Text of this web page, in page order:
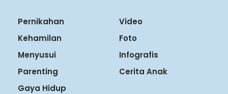
Pernikahan
Kehamilan
Menyusui
Parenting
Gaya Hidup
Video
Foto
Infografis
Cerita Anak